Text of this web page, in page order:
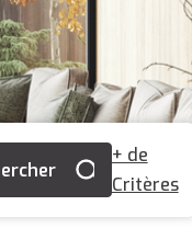
+ de
Critères